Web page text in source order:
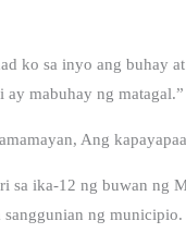
ko sa inyo ang buhay
mabuhay ng
Ang
sa ika-12 ng buwan ng
ng